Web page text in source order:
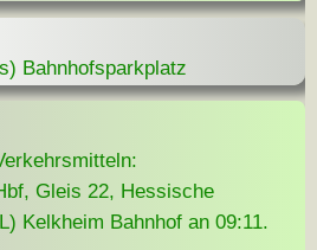
Bahnhofsparkplatz
Gleis 22, Hessische
Kelkheim Bahnhof an 09:11.